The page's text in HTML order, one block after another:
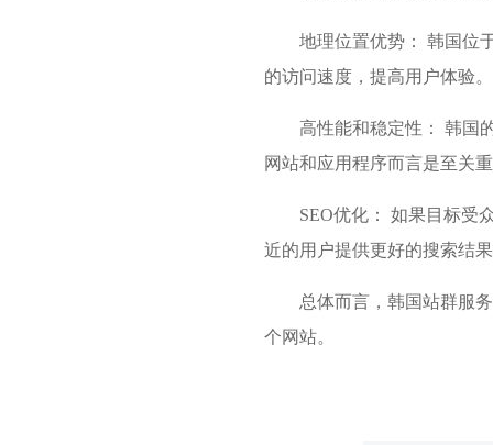
地理位置优势： 韩国位
的访问速度，提高用户体验。
高性能和稳定性： 韩国
网站和应用程序而言是至关
SEO优化： 如果目标受
近的用户提供更好的搜索结
总体而言，韩国站群服
个网站。